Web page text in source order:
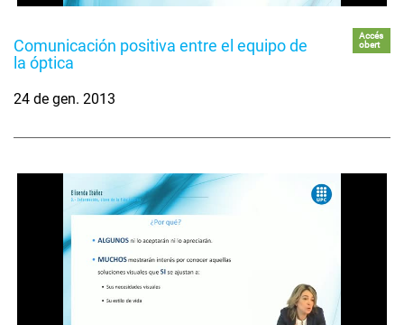
Comunicación positiva entre el equipo de
la óptica
Accés
obert
24 de gen. 2013